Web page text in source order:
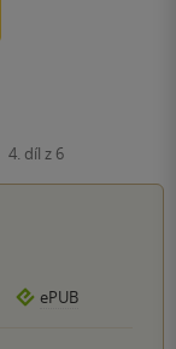
4. díl z 6
ePUB